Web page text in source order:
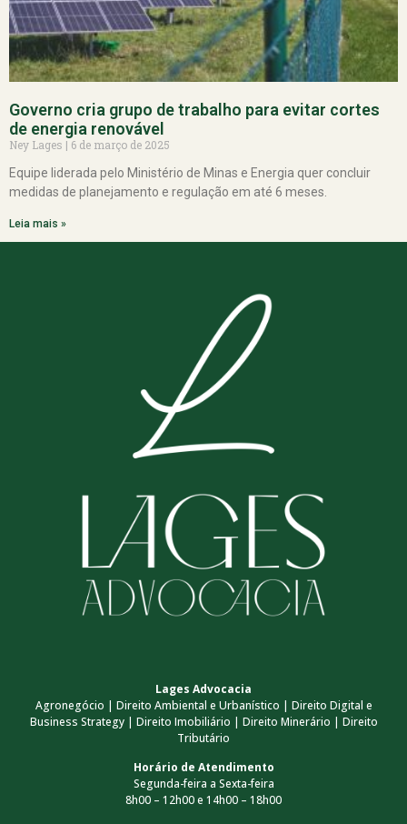
Governo cria grupo de trabalho para evitar cortes
de energia renovável
Ney Lages
6 de março de 2025
Equipe liderada pelo Ministério de Minas e Energia quer concluir
medidas de planejamento e regulação em até 6 meses.
Leia mais »
Lages Advocacia
Agronegócio | Direito Ambiental e Urbanístico | Direito Digital e
Business Strategy | Direito Imobiliário | Direito Minerário | Direito
Tributário
Horário de Atendimento
Segunda-feira a Sexta-feira
8h00 – 12h00 e 14h00 – 18h00